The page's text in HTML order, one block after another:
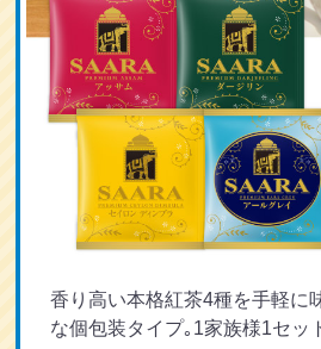
香り高い本格紅茶4種を手軽に
な個包装タイプ｡1家族様1セッ